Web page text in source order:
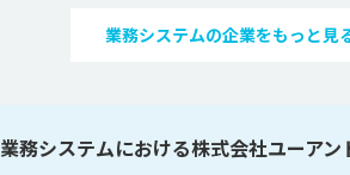
業務システムの企業をもっと見
業務システムにおける株式会社ユーアン